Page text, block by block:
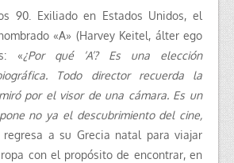
90. Exiliado en Estados Unidos, el
«A» (Harvey Keitel, álter ego
«¿Por qué ‘A’? Es una elección
Todo director recuerda la
por el visor de una cámara. Es un
no ya el descubrimiento del cine,
regresa a su Grecia natal para viajar
con el propósito de encontrar, en